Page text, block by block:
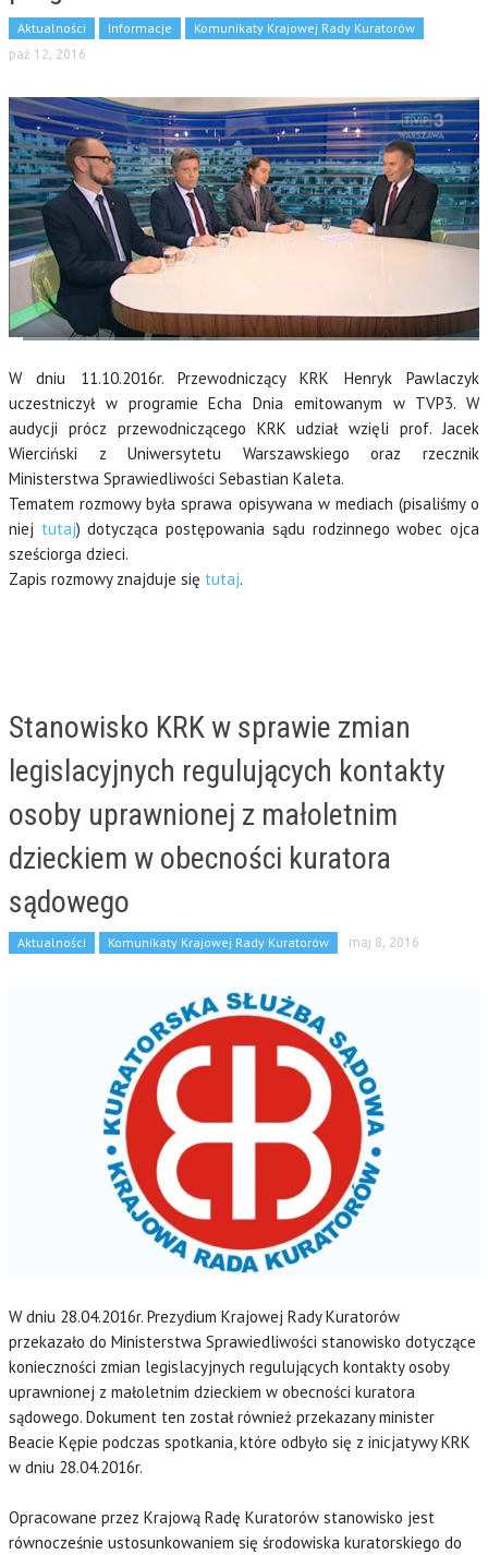
Aktualności Informacje Komunikaty Krajowej Rady Kuratorów
paź 12, 2016
W dniu 11.10.2016r. Przewodniczący KRK Henryk Pawlaczyk
uczestniczył w programie Echa Dnia emitowanym w TVP3. W
audycji prócz przewodniczącego KRK udział wzięli prof. Jacek
Wierciński z Uniwersytetu Warszawskiego oraz rzecznik
Ministerstwa Sprawiedliwości Sebastian Kaleta.
Tematem rozmowy była sprawa opisywana w mediach (pisaliśmy o
niej tutaj) dotycząca postępowania sądu rodzinnego wobec ojca
sześciorga dzieci.
Zapis rozmowy znajduje się tutaj.
Stanowisko KRK w sprawie zmian
legislacyjnych regulujących kontakty
osoby uprawnionej z małoletnim
dzieckiem w obecności kuratora
sądowego
Aktualności Komunikaty Krajowej Rady Kuratorów maj 8, 2016
W dniu 28.04.2016r. Prezydium Krajowej Rady Kuratorów
przekazało do Ministerstwa Sprawiedliwości stanowisko dotyczące
konieczności zmian legislacyjnych regulujących kontakty osoby
uprawnionej z małoletnim dzieckiem w obecności kuratora
sądowego. Dokument ten został również przekazany minister
Beacie Kępie podczas spotkania, które odbyło się z inicjatywy KRK
w dniu 28.04.2016r.
Opracowane przez Krajową Radę Kuratorów stanowisko jest
równocześnie ustosunkowaniem się środowiska kuratorskiego do